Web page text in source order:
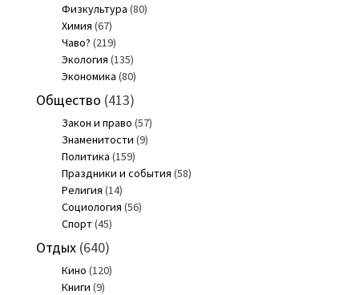
Физкультура (80)
Химия (67)
Чаво? (219)
Экология (135)
Экономика (80)
Общество (413)
Закон и право (57)
Знаменитости (9)
Политика (159)
Праздники и события (58)
Религия (14)
Социология (56)
Спорт(45)
Отдых(640)
Кино (120)
Книги (9)